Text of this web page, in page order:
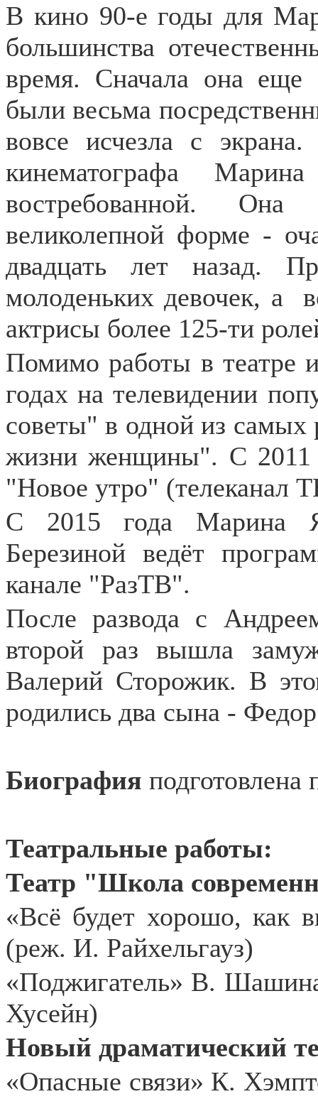
В кино 90-е годы для
большинства
время. Сначала она еще
были весьма
вовсе исчезла с
кинематографа
востребованной.
великолепной форме -
двадцать лет назад.
молоденьких девочек, а
актрисы более 125-ти
Помимо работы в театре
годах на телевидении
советы" в одной из
жизни женщины". С 2011
"Новое утро" (телеканал
С 2015 года Марина
Березиной ведёт
канале "РазТВ".
После развода с
второй раз вышла
Валерий Сторожик. В
родились два сына -
Биография
Театральные работы:
Театр "Школа
«Всё будет хорошо, как
(реж. И. Райхельгауз)
«Поджигатель» В.
Хусейн)
Новый драматический
«Опасные связи» К.